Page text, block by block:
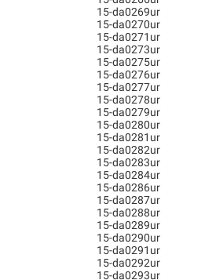
15-da0269ur
15-da0270ur
15-da0271ur
15-da0273ur
15-da0275ur
15-da0276ur
15-da0277ur
15-da0278ur
15-da0279ur
15-da0280ur
15-da0281ur
15-da0282ur
15-da0283ur
15-da0284ur
15-da0286ur
15-da0287ur
15-da0288ur
15-da0289ur
15-da0290ur
15-da0291ur
15-da0292ur
15-da0293ur